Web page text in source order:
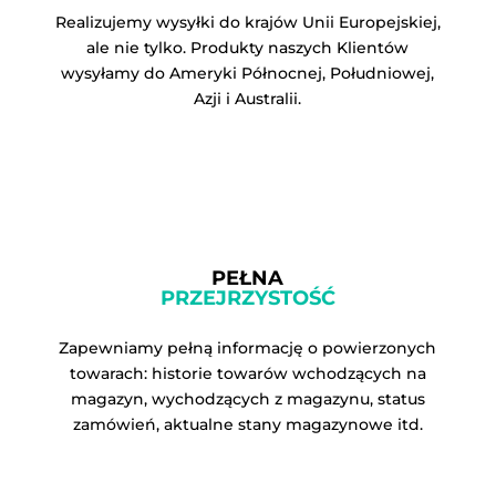
Realizujemy wysyłki do krajów Unii Europejskiej,
ale nie tylko. Produkty naszych Klientów
wysyłamy do Ameryki Północnej, Południowej,
Azji i Australii.
PEŁNA
PRZEJRZYSTOŚĆ
Zapewniamy pełną informację o powierzonych
towarach: historie towarów wchodzących na
magazyn, wychodzących z magazynu, status
zamówień, aktualne stany magazynowe itd.